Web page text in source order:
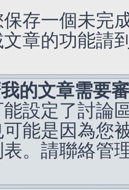
存一個未完
章的功能請
的文章需要
設定了討論
能是因為您
。請聯絡管